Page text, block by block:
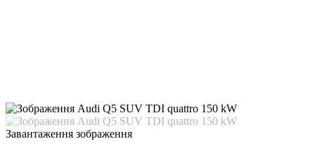
Завантаження зображення